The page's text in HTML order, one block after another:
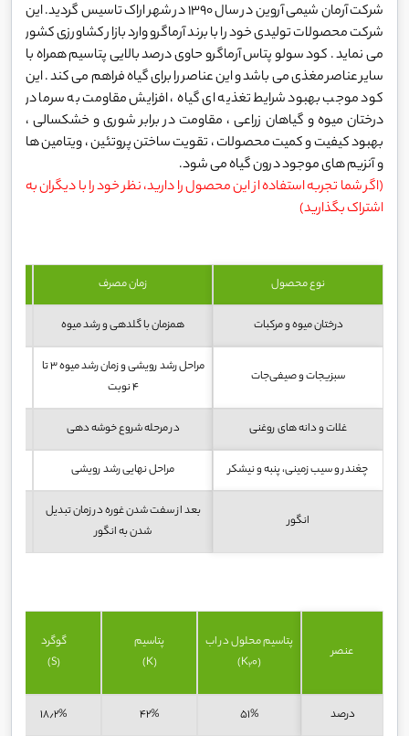
شرکت آرمان شیمی آروین در سال 1390 در شهر اراک تاسیس گردید. این
شرکت محصولات تولیدی خود را با برند آرماگرو وارد بازار کشاورزی کشور
می نماید . کود سولو پتاس آرماگرو حاوی درصد بالایی پتاسیم همراه با
سایر عناصر مغذی می باشد و این عناصر را برای گیاه فراهم می کند . این
کود موجب بهبود شرایط تغذیه ای گیاه ، افزایش مقاومت به سرما در
درختان میوه و گیاهان زراعی ، مقاومت در برابر شوری و خشکسالی ،
بهبود کیفیت و کمیت محصولات ، تقویت ساختن پروتئین ، ویتامین ها
و آنزیم های موجود درون گیاه می شود.
(اگر شما تجربه استفاده از این محصول را دارید، نظر خود را با دیگران به
اشتراک بگذارید)
نوع محصول زمان مصرف
درختان میوه و مرکبات همزمان با گلدهی و رشد میوه
سبزیجات و صیفی‌جات
مراحل رشد رویشی و زمان رشد میوه ۳ تا
۴ نوبت
غلات و دانه های روغنی در مرحله شروع خوشه دهی
چغندر و سیب زمینی، پنبه و نیشکر مراحل نهایی رشد رویشی
انگور
بعد از سفت شدن غوره در زمان تبدیل
شدن به انگور
عنصر
پتاسیم محلول در اب
(K
20)
پتاسیم
(K)
گوگرد
(S)
درصد ۵۱% ۴۲% ۱۸٫۲%